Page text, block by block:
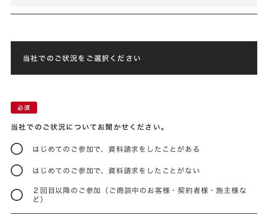
当社でのご状況をご選択ください
当社でのご状況についてお聞かせください。
はじめてのご参加で、資料請求をしたことがある
はじめてのご参加で、資料請求をしたことがない
２回目以降のご参加（ご商談中のお客様・契約者様・施主様な
ど）